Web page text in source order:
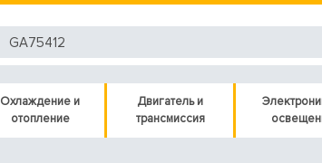
Охлаждение и
отопление
Двигатель и
трансмиссия